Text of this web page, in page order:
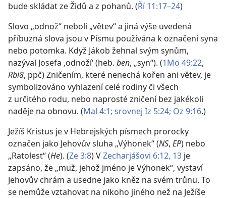
bude skládat ze Židů a z pohanů. (Ří 11:17–24)
Slovo „odnož“ neboli „větev“ a jiná výše uvedená
příbuzná slova jsou v Písmu používána k označení syna
nebo potomka. Když Jákob žehnal svým synům,
nazýval Josefa ‚odnoží‘ (heb. ben, „syn“). (1Mo 49:22,
Rbi8, ppč) Zničením, které nenechá kořen ani větev, je
symbolizováno vyhlazení celé rodiny či všech
z určitého rodu, nebo naprosté zničení bez jakékoli
naděje na obnovu. (Mal 4:1; srovnej Iz 5:24; Oz 9:16.)
Ježíš Kristus je v Hebrejských písmech prorocky
označen jako Jehovův sluha „Výhonek“ (NS, EP) nebo
„Ratolest“ (He). (Ze 3:8) VZecharjášovi 6:12, 13 je
zapsáno, že „muž, jehož jméno je Výhonek“, vystaví
Jehovův chrám a usedne jako kněz na svém trůnu. To
se nemůže vztahovat na nikoho jiného než na Ježíše